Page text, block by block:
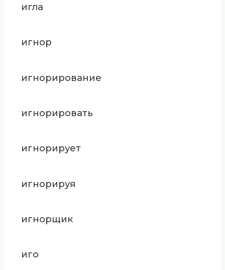
игла
игнор
игнорирование
игнорировать
игнорирует
игнорируя
игнорщик
иго